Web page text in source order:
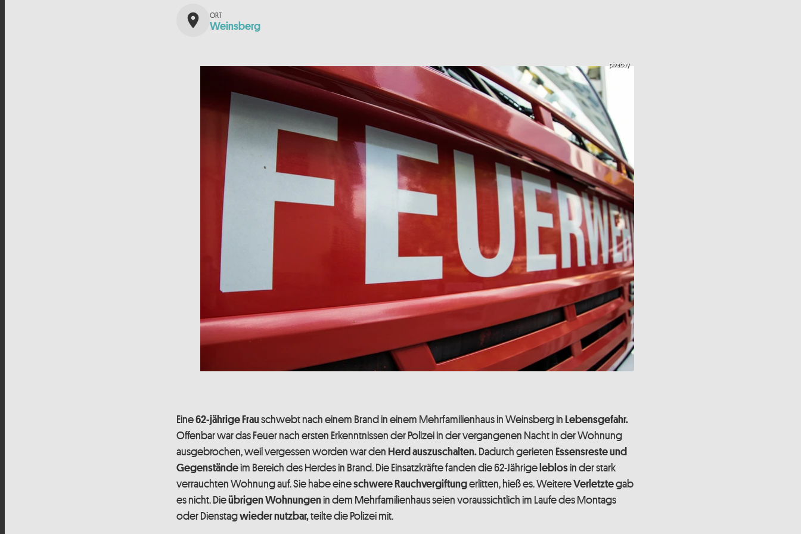
place Weinsberg
pixabay
Eine62-jährige Frau schwebt nach einem Brand in einem Mehrfamilienhaus in Weinsberg in Lebensgefahr.
Offenbar war das Feuer nach ersten Erkenntnissen der Polizei in der vergangenen Nacht in der Wohnung
ausgebrochen, weil vergessen worden war den Herd auszuschalten. Dadurch gerieten Essensreste und
Gegenständeim Bereich des Herdes in Brand. Die Einsatzkräfte fanden die 62-Jährigeleblosin der stark
verrauchten Wohnung auf. Sie habe eineschwere Rauchvergiftungerlitten, hieß es. WeitereVerletztegab
es nicht. Dieübrigen Wohnungenin dem Mehrfamilienhaus seien voraussichtlich im Laufe des Montags
oder Dienstagwieder nutzbar, teilte die Polizei mit.